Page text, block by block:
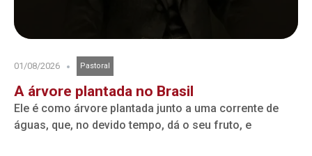
01/08/2026 Pastoral
A árvore plantada no Brasil
Ele é como árvore plantada junto a uma corrente de
águas, que, no devido tempo, dá o seu fruto, e